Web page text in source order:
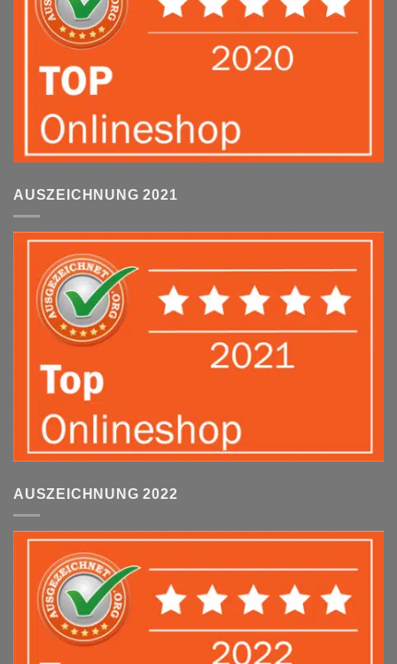
AUSZEICHNUNG 2021
AUSZEICHNUNG 2022